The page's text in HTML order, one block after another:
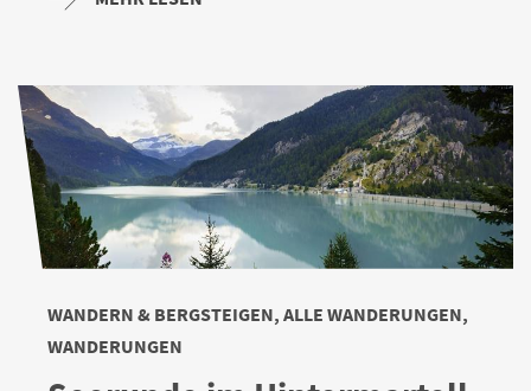
WANDERN & BERGSTEIGEN, ALLE WANDERUNGEN,
WANDERUNGEN